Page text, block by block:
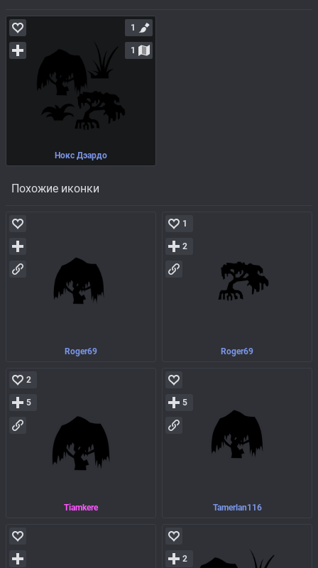
Нокс Дэардо
1
1
Похожие иконки
Roger69 Roger69
1
2
Tiamkere
2
5
Tamerlan116
5
2